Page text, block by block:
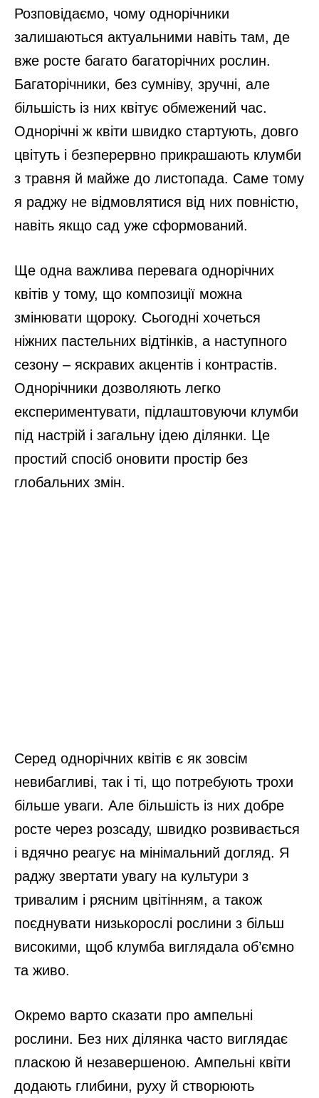
Розповідаємо, чому однорічники
залишаються актуальними навіть там, де
вже росте багато багаторічних рослин.
Багаторічники, без сумніву, зручні, але
більшість із них квітує обмежений час.
Однорічні ж квіти швидко стартують, довго
цвітуть і безперервно прикрашають клумби
з травня й майже до листопада. Саме тому
я раджу не відмовлятися від них повністю,
навіть якщо сад уже сформований.
Ще одна важлива перевага однорічних
квітів у тому, що композиції можна
змінювати щороку. Сьогодні хочеться
ніжних пастельних відтінків, а наступного
сезону – яскравих акцентів і контрастів.
Однорічники дозволяють легко
експериментувати, підлаштовуючи клумби
під настрій і загальну ідею ділянки. Це
простий спосіб оновити простір без
глобальних змін.
Серед однорічних квітів є як зовсім
невибагливі, так і ті, що потребують трохи
більше уваги. Але більшість із них добре
росте через розсаду, швидко розвивається
і вдячно реагує на мінімальний догляд. Я
раджу звертати увагу на культури з
тривалим і рясним цвітінням, а також
поєднувати низькорослі рослини з більш
високими, щоб клумба виглядала об’ємно
та живо.
Окремо варто сказати про ампельні
рослини. Без них ділянка часто виглядає
пласкою й незавершеною. Ампельні квіти
додають глибини, руху й створюють